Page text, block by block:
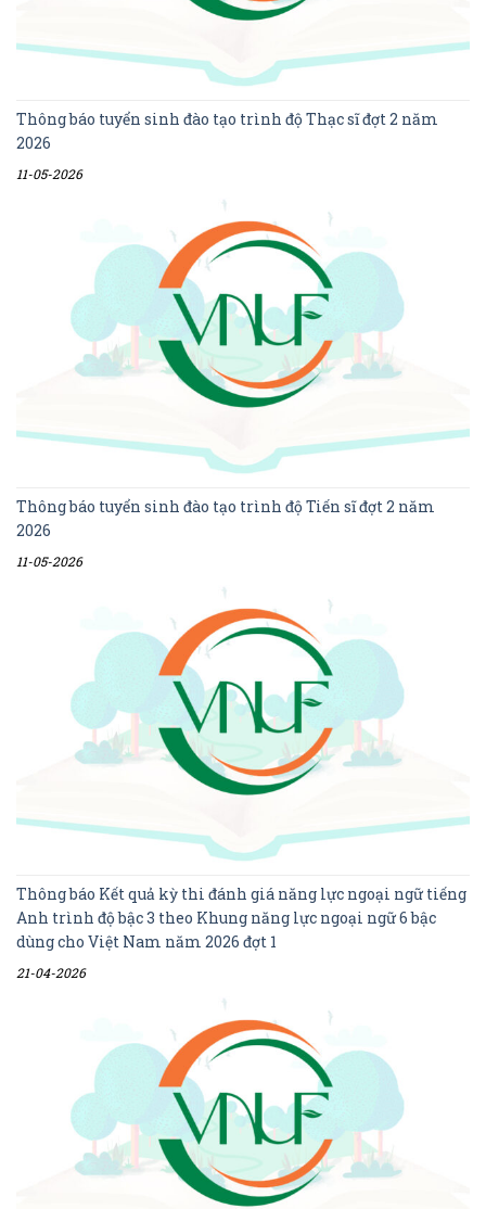
Thông báo tuyển sinh đào tạo trình độ Thạc sĩ đợt 2 năm
2026
11-05-2026
Thông báo tuyển sinh đào tạo trình độ Tiến sĩ đợt 2 năm
2026
11-05-2026
Thông báo Kết quả kỳ thi đánh giá năng lực ngoại ngữ tiếng
Anh trình độ bậc 3 theo Khung năng lực ngoại ngữ 6 bậc
dùng cho Việt Nam năm 2026 đợt 1
21-04-2026